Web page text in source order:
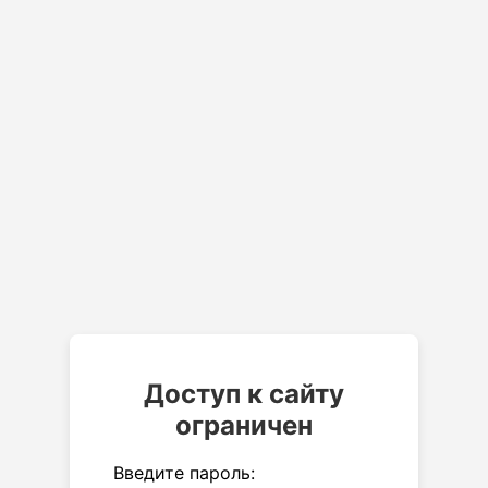
Доступ к сайту
ограничен
Введите пароль: